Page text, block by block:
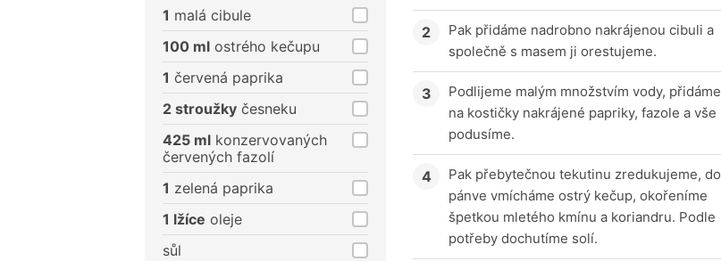
1 malá cibule
100 ml ostrého kečupu
1 červená paprika
2 stroužky česneku
425 ml konzervovaných
červených fazolí
1 zelená paprika
1 lžíce oleje
sůl
Pak přidáme nadrobno nakrájenou cibuli a
společně s masem ji orestujeme.
Podlijeme malým množstvím vody, přidáme
na kostičky nakrájené papriky, fazole a vše
podusíme.
Pak přebytečnou tekutinu zredukujeme, do
pánve vmícháme ostrý kečup, okořeníme
špetkou mletého kmínu a koriandru. Podle
potřeby dochutíme solí.